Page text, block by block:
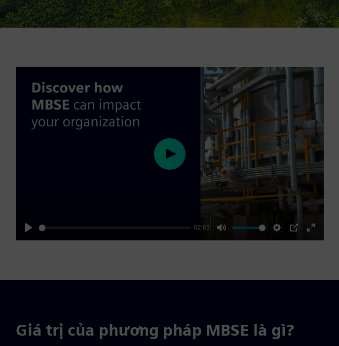
Play
02:03
Mute Settings
PIP
Enter
Play
Giá trị của phương pháp MBSE là gì?